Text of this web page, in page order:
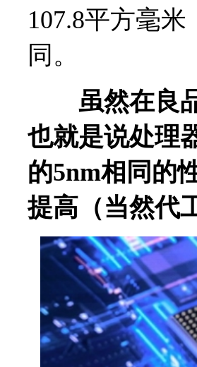
107.8平方毫
同。
虽然在良
也就是说处理
的5nm相同的
提高（当然代